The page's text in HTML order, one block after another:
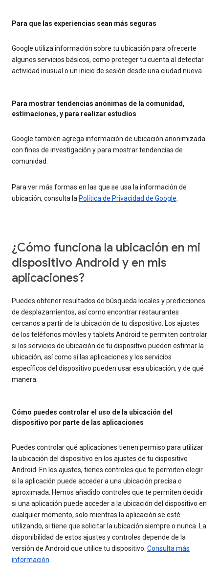
Para que las experiencias sean más seguras
Google utiliza información sobre tu ubicación para ofrecerte
algunos servicios básicos, como proteger tu cuenta al detectar
actividad inusual o un inicio de sesión desde una ciudad nueva.
Para mostrar tendencias anónimas de la comunidad,
estimaciones, y para realizar estudios
Google también agrega información de ubicación anonimizada
con fines de investigación y para mostrar tendencias de
comunidad.
Para ver más formas en las que se usa la información de
ubicación, consulta la Política de Privacidad de Google
¿Cómo funciona la ubicación en mi
dispositivo Android y en mis
aplicaciones?
Puedes obtener resultados de búsqueda locales y predicciones
de desplazamientos, así como encontrar restaurantes
cercanos a partir de la ubicación de tu dispositivo. Los ajustes
de los teléfonos móviles y tablets Android te permiten controlar
si los servicios de ubicación de tu dispositivo pueden estimar la
ubicación, así como si las aplicaciones y los servicios
específicos del dispositivo pueden usar esa ubicación, y de qué
manera.
Cómo puedes controlar el uso de la ubicación del
dispositivo por parte de las aplicaciones
Puedes controlar qué aplicaciones tienen permiso para utilizar
la ubicación del dispositivo en los ajustes de tu dispositivo
Android. En los ajustes, tienes controles que te permiten elegir
si la aplicación puede acceder a una ubicación precisa o
aproximada. Hemos añadido controles que te permiten decidir
si una aplicación puede acceder a la ubicación del dispositivo en
cualquier momento, solo mientras la aplicación se esté
utilizando, si tiene que solicitar la ubicación siempre o nunca. La
disponibilidad de estos ajustes y controles depende de la
versión de Android que utilice tu dispositivo. Consulta más
información